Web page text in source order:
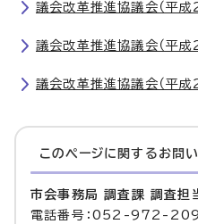
議会改革推進協議会（平
議会改革推進協議会（平
議会改革推進協議会（平
このページに関する お問
市会事務局 調査課 調査担
電話番号：052-972-